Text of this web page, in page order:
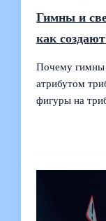
Гимны и
как
Почему гимны
атрибутом
фигуры на